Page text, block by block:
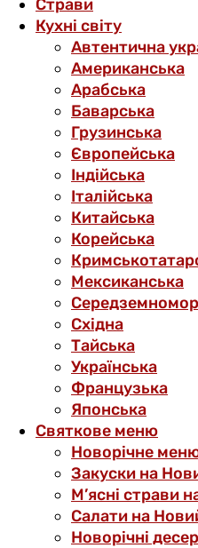
Страви
Кухні світу
Автентична
Американська
Арабська
Баварська
Грузинська
Європейська
Індійська
Італійська
Китайська
Корейська
Мексиканська
Східна
Тайська
Українська
Французька
Японська
Святкове меню
Новорічне
Закуски на
М’ясні страви
Салати на
Новорічні